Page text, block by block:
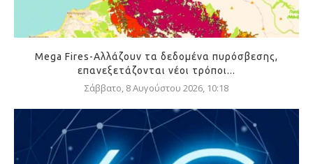
Mega Fires-Αλλάζουν τα δεδομένα πυρόσβεσης,
επανεξετάζονται νέοι τρόποι...
Σάββατο, 8 Αυγούστου 2026, 10:18